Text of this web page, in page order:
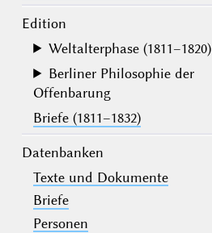
Edition
Weltalterphase (1811–1820)
Berliner Philosophie der
Offenbarung
Briefe (1811–1832)
Datenbanken
Texte und Dokumente
Briefe
Personen